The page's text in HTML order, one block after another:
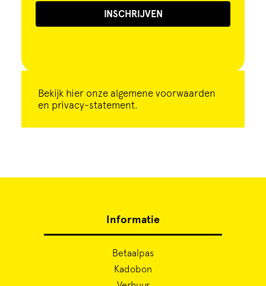
INSCHRIJVEN
Bekijk hier onze algemene voorwaarden
en privacy-statement.
Informatie
Betaalpas
Kadobon